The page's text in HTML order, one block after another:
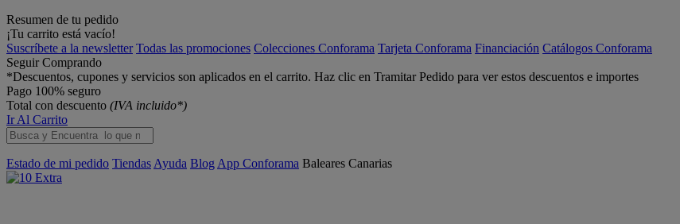
Resumen de tu pedido
¡Tu carrito está vacío!
Suscríbete a la newsletter Todas las promociones Colecciones Conforama Tarjeta Conforama Financiación Catálogos Conforama
Seguir Comprando
*Descuentos, cupones y servicios son aplicados en el carrito. Haz clic en Tramitar Pedido para ver estos descuentos e importes
Pago 100% seguro
Total con descuento (IVA incluido*)
Ir Al Carrito
Estado de mi pedido Tiendas Ayuda Blog App Conforama Baleares Canarias